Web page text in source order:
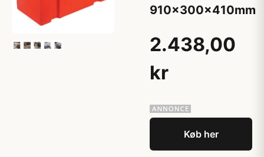
910x300x410mm
2.438,00
kr
Køb her